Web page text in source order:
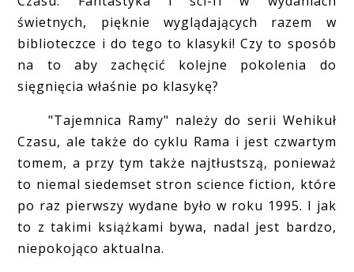
świetnych, pięknie wyglądających razem w
biblioteczce i do tego to klasyki! Czy to sposób
na to aby zachęcić kolejne pokolenia do
sięgnięcia właśnie po klasykę?
"Tajemnica Ramy" należy do serii Wehikuł
Czasu, ale także do cyklu Rama i jest czwartym
tomem, a przy tym także najtłustszą, ponieważ
to niemal siedemset stron science fiction, które
po raz pierwszy wydane było w roku 1995. I jak
to z takimi książkami bywa, nadal jest bardzo,
niepokojąco aktualna.